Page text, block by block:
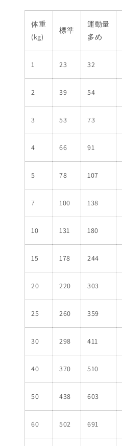
体重
(kg)
標準
運動量
多め
1 23 32
2 39 54
3 53 73
4 66 91
5 78 107
7 100 138
10 131 180
15 178 244
20 220 303
25 260 359
30 298 411
40 370 510
50 438 603
60 502 691